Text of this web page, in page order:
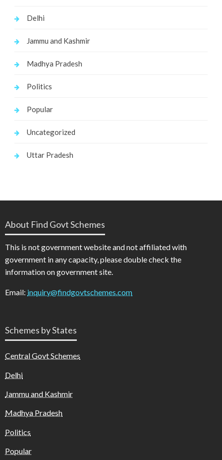
Delhi
Jammu and Kashmir
Madhya Pradesh
Politics
Popular
Uncategorized
Uttar Pradesh
About Find Govt Schemes
This is not government website and not affiliated with
government in any capacity, please double check the
information on government site.
Email: inquiry@findgovtschemes.com
Schemes by States
Central Govt Schemes
Delhi
Jammu and Kashmir
Madhya Pradesh
Politics
Popular